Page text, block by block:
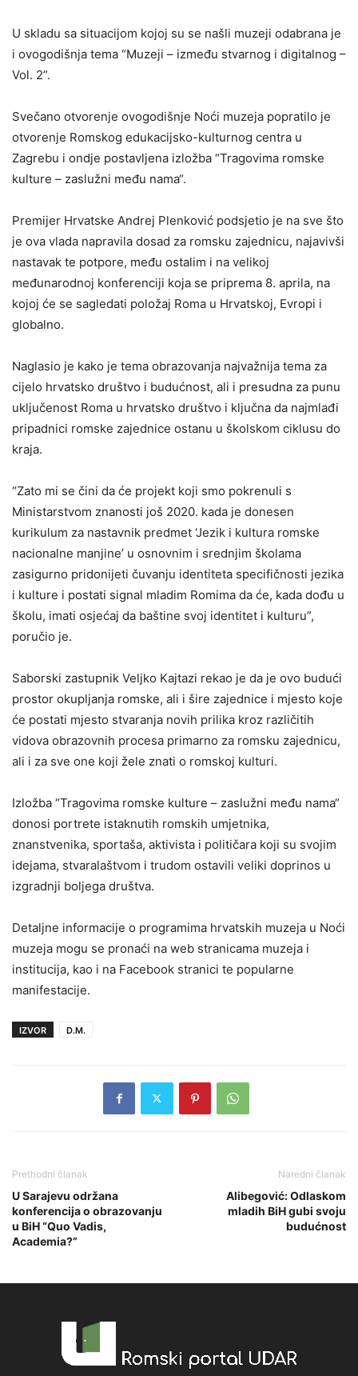
U skladu sa situacijom kojoj su se našli muzeji odabrana je
i ovogodišnja tema “Muzeji – između stvarnog i digitalnog –
Vol. 2”.
Svečano otvorenje ovogodišnje Noći muzeja popratilo je
otvorenje Romskog edukacijsko-kulturnog centra u
Zagrebu i ondje postavljena izložba “Tragovima romske
kulture – zaslužni među nama“.
Premijer Hrvatske Andrej Plenković podsjetio je na sve što
je ova vlada napravila dosad za romsku zajednicu, najavivši
nastavak te potpore, među ostalim i na velikoj
međunarodnoj konferenciji koja se priprema 8. aprila, na
kojoj će se sagledati položaj Roma u Hrvatskoj, Evropi i
globalno.
Naglasio je kako je tema obrazovanja najvažnija tema za
cijelo hrvatsko društvo i budućnost, ali i presudna za punu
uključenost Roma u hrvatsko društvo i ključna da najmlađi
pripadnici romske zajednice ostanu u školskom ciklusu do
kraja.
“Zato mi se čini da će projekt koji smo pokrenuli s
Ministarstvom znanosti još 2020. kada je donesen
kurikulum za nastavnik predmet ‘Jezik i kultura romske
nacionalne manjine’ u osnovnim i srednjim školama
zasigurno pridonijeti čuvanju identiteta specifičnosti jezika
i kulture i postati signal mladim Romima da će, kada dođu u
školu, imati osjećaj da baštine svoj identitet i kulturu”,
poručio je.
Saborski zastupnik Veljko Kajtazi rekao je da je ovo budući
prostor okupljanja romske, ali i šire zajednice i mjesto koje
će postati mjesto stvaranja novih prilika kroz različitih
vidova obrazovnih procesa primarno za romsku zajednicu,
ali i za sve one koji žele znati o romskoj kulturi.
Izložba “Tragovima romske kulture – zaslužni među nama“
donosi portrete istaknutih romskih umjetnika,
znanstvenika, sportaša, aktivista i političara koji su svojim
idejama, stvaralaštvom i trudom ostavili veliki doprinos u
izgradnji boljega društva.
Detaljne informacije o programima hrvatskih muzeja u Noći
muzeja mogu se pronaći na web stranicama muzeja i
institucija, kao i na Facebook stranici te popularne
manifestacije.
IZVOR D.M.
Prethodni članak
U Sarajevu održana
konferencija o obrazovanju
u BiH “Quo Vadis,
Academia?”
Naredni članak
Alibegović: Odlaskom
mladih BiH gubi svoju
budućnost